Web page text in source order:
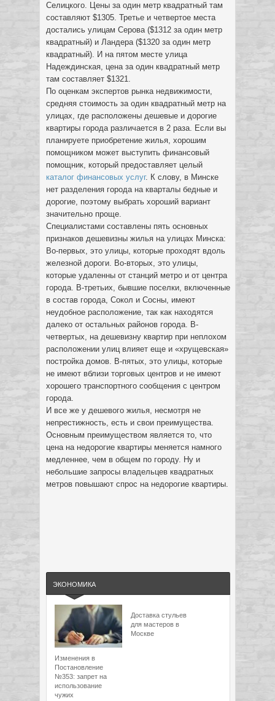
Селицкого. Цены за один метр квадратный там
составляют $1305. Третье и четвертое места
достались улицам Серова ($1312 за один метр
квадратный) и Ландера ($1320 за один метр
квадратный). И на пятом месте улица
Надеждинская, цена за один квадратный метр
там составляет $1321.
По оценкам экспертов рынка недвижимости,
средняя стоимость за один квадратный метр на
улицах, где расположены дешевые и дорогие
квартиры города различается в 2 раза. Если вы
планируете приобретение жилья, хорошим
помощником может выступить финансовый
помощник, который предоставляет целый
каталог финансовых услуг. К слову, в Минске
нет разделения города на кварталы бедные и
дорогие, поэтому выбрать хороший вариант
значительно проще.
Специалистами составлены пять основных
признаков дешевизны жилья на улицах Минска:
Во-первых, это улицы, которые проходят вдоль
железной дороги. Во-вторых, это улицы,
которые удаленны от станций метро и от центра
города. В-третьих, бывшие поселки, включенные
в состав города, Сокол и Сосны, имеют
неудобное расположение, так как находятся
далеко от остальных районов города. В-
четвертых, на дешевизну квартир при неплохом
расположении улиц влияет еще и «хрущевская»
постройка домов. В-пятых, это улицы, которые
не имеют вблизи торговых центров и не имеют
хорошего транспортного сообщения с центром
города.
И все же у дешевого жилья, несмотря не
непрестижность, есть и свои преимущества.
Основным преимуществом является то, что
цена на недорогие квартиры меняется намного
медленнее, чем в общем по городу. Ну и
небольшие запросы владельцев квадратных
метров повышают спрос на недорогие квартиры.
ЭКОНОМИКА
Изменения в
Постановление
№353: запрет на
использование
чужих
Доставка стульев
для мастеров в
Москве